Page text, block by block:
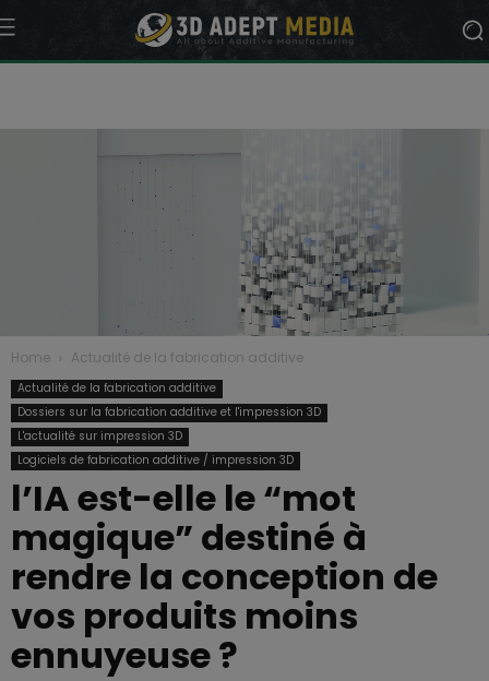
Home Actualité de la fabrication additive
Actualité de la fabrication additive
Dossiers sur la fabrication additive et l'impression 3D
L'actualité sur impression 3D
Logiciels de fabrication additive / impression 3D
l’IA est-elle le “mot
magique” destiné à
rendre la conception de
vos produits moins
ennuyeuse ?